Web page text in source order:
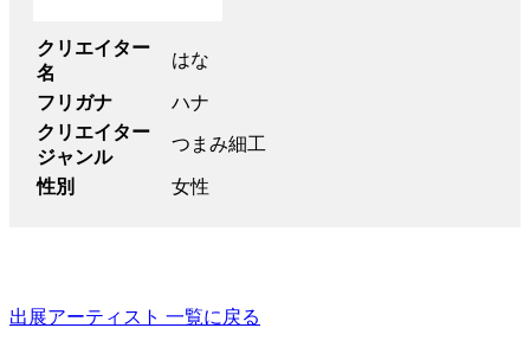
クリエイター
名
はな
フリガナ
ハナ
クリエイター
ジャンル
つまみ細工
性別 女性
出展アーティスト 一覧に戻る